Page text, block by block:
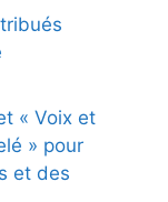
« Voix et
» pour
et des